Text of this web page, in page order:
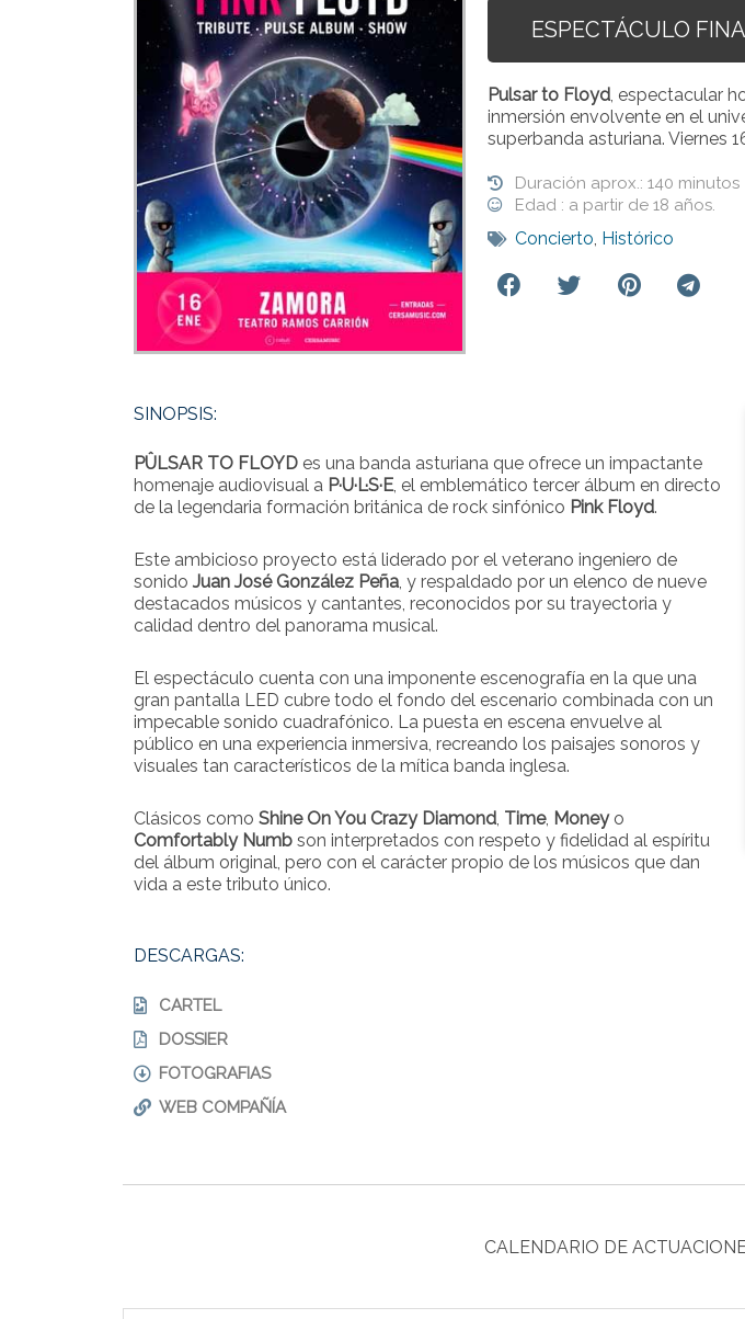
ESPECTÁCULO
Pulsar to Floyd, espectacular
inmersión envolvente en el
superbanda asturiana. Viernes
Duración aprox.: 140 minutos
Edad : a partir de 18 años.
Concierto, Histórico
SINOPSIS:
PÛLSAR TO FLOYD es una banda asturiana que ofrece un impactante
homenaje audiovisual a P·U·L·S·E, el emblemático tercer álbum en directo
de la legendaria formación británica de rock sinfónico Pink Floyd.
Este ambicioso proyecto está liderado por el veterano ingeniero de
sonido Juan José González Peña, y respaldado por un elenco de nueve
destacados músicos y cantantes, reconocidos por su trayectoria y
calidad dentro del panorama musical.
El espectáculo cuenta con una imponente escenografía en la que una
gran pantalla LED cubre todo el fondo del escenario combinada con un
impecable sonido cuadrafónico. La puesta en escena envuelve al
público en una experiencia inmersiva, recreando los paisajes sonoros y
visuales tan característicos de la mítica banda inglesa.
Clásicos como Shine On You Crazy Diamond, Time, Moneyo
Comfortably Numb son interpretados con respeto y fidelidad al espíritu
del álbum original, pero con el carácter propio de los músicos que dan
vida a este tributo único.
DESCARGAS:
CARTEL
DOSSIER
FOTOGRAFIAS
WEB COMPAÑÍA
CALENDARIO DE